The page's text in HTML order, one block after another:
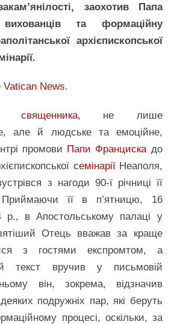
заохотив Папа
та формаційну
архієпископської
Vatican News.
священника, не лише
але й людське та емоційне,
промови Папи Франциска до
семінаріїНеаполя,
з нагоди 90-ї річниці її
Приймаючи її в п’ятницю, 16
р., в Апостольському палаці у
Отець вважав за краще
з гостями експромтом, а
текст вручив у письмовій
він, зокрема, відзначив
подружніх пар, які беруть
процесі, оскільки, за